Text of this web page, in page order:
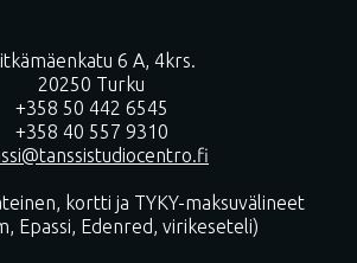
6 A, 4krs.
20250 Turku
+358 50 442 6545
+358 40 557 9310
kortti ja TYKY-maksuvälineet
Epassi, Edenred, virikeseteli)